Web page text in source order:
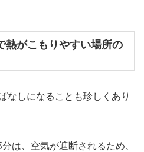
熱がこもりやすい場所の
なしになることも珍しくあり
は、空気が遮断されるため、